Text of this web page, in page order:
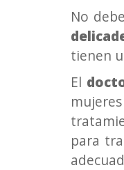
No
tienen
El
para